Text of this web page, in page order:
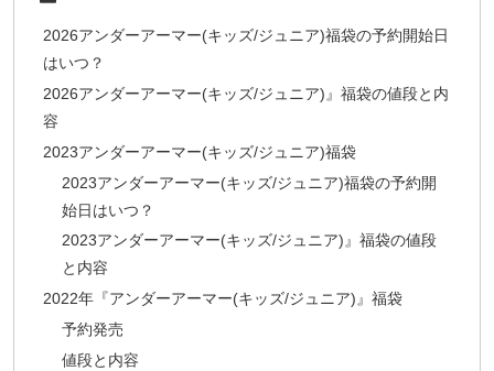
2026アンダーアーマー(キッズ/ジュニア)福袋の予約開始日
はいつ？
2026アンダーアーマー(キッズ/ジュニア)』福袋の値段と内
容
2023アンダーアーマー(キッズ/ジュニア)福袋
2023アンダーアーマー(キッズ/ジュニア)福袋の予約開
始日はいつ？
2023アンダーアーマー(キッズ/ジュニア)』福袋の値段
と内容
2022年『アンダーアーマー(キッズ/ジュニア)』福袋
予約発売
値段と内容